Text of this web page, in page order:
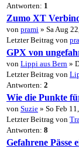
Antworten: 1
Zumo XT
von prami » Sa Aug
Letzter Beitrag von
GPX von
von Lippi aus Bern »
Letzter Beitrag von
Antworten: 2
Wie die Punkte
von Suzie » So Feb
Letzter Beitrag von
Antworten: 8
Gefahrene Pässe